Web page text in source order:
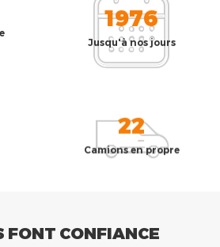
1976
Jusqu'à nos jours
22
Camions en propre
FONT CONFIANCE